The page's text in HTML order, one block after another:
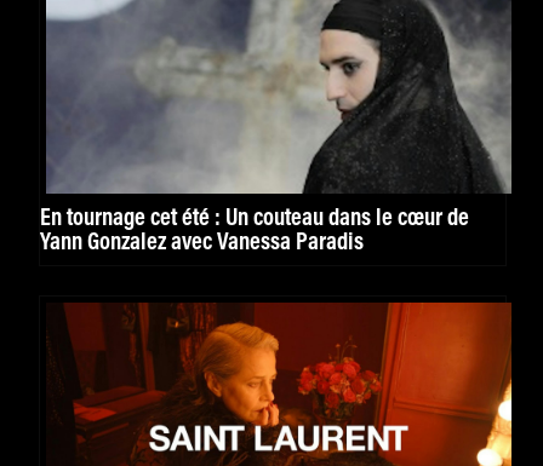
En tournage cet été : Un couteau dans le cœur de
Yann Gonzalez avec Vanessa Paradis